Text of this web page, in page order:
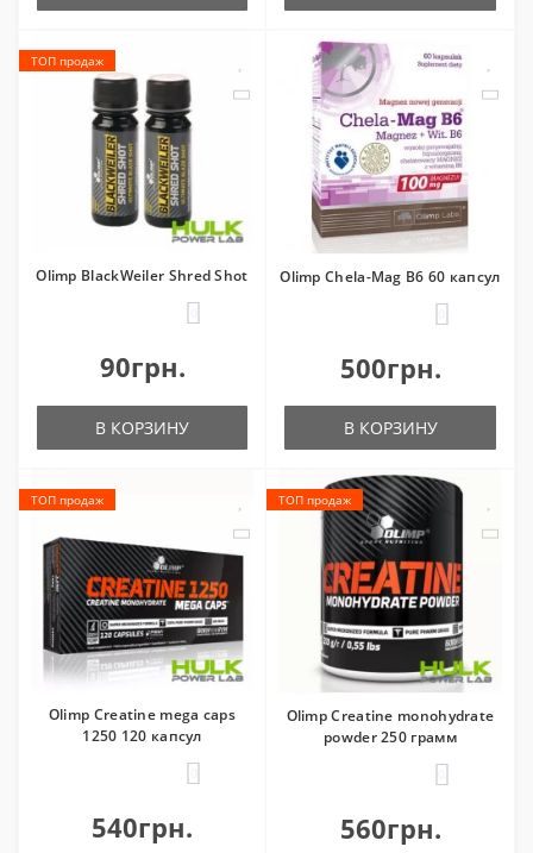
ТОП продаж
Olimp BlackWeiler Shred Shot
90грн.
В КОРЗИНУ
Olimp Chela-Mag B6 60 капсул
500грн.
В КОРЗИНУ
ТОП продаж
Olimp Creatine mega caps
1250 120 капсул
540грн.
ТОП продаж
Olimp Creatine monohydrate
powder 250 грамм
560грн.